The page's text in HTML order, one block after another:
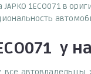
1ECO071 в
у
все